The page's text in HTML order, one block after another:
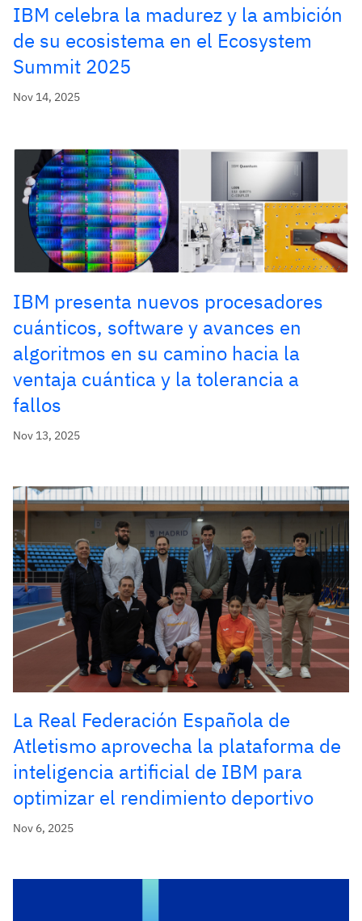
IBM celebra la madurez y la ambición
de su ecosistema en el Ecosystem
Summit 2025
Nov 14, 2025
IBM presenta nuevos procesadores
cuánticos, software y avances en
algoritmos en su camino hacia la
ventaja cuántica y la tolerancia a
fallos
Nov 13, 2025
La Real Federación Española de
Atletismo aprovecha la plataforma de
inteligencia artificial de IBM para
optimizar el rendimiento deportivo
Nov 6, 2025